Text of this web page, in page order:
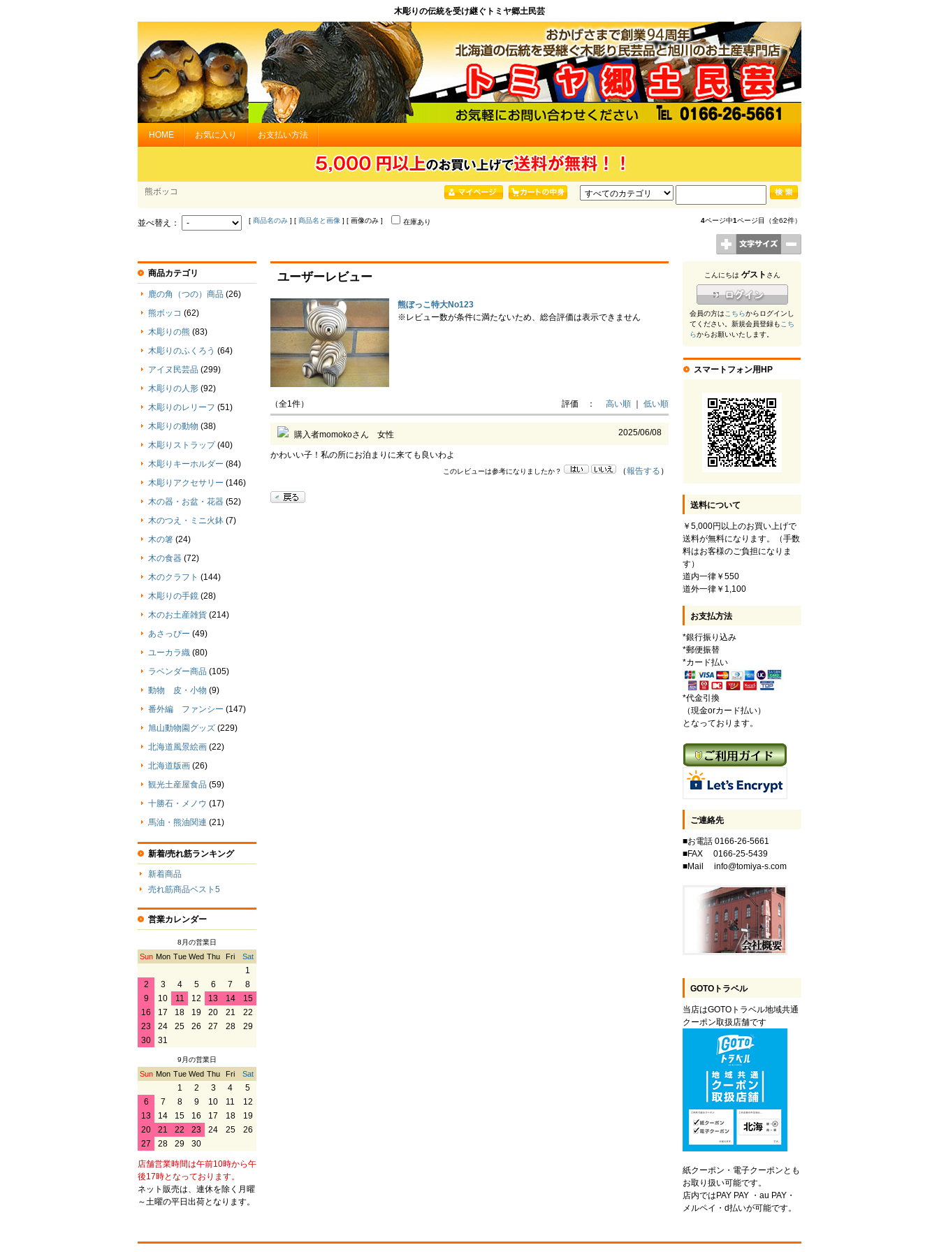
木彫りの伝統を受け継ぐトミヤ郷土民芸
HOME お気に入り お支払い方法
熊ボッコ
並べ替え： [ 商品名のみ ] [ 商品名と画像 ] [ 画像のみ ] 在庫あり 4ページ中1ページ目（全62件）
ユーザーレビュー
熊ぼっこ特大No123
※レビュー数が条件に満たないため、総合評価は表示できません
（全1件） 評価 ： 高い順 低い順
購入者momokoさん 女性 2025/06/08
かわいい子！私の所にお泊まりに来ても良いわよ
このレビューは参考になりましたか？ （報告する ）
商品カテゴリ
鹿の角（つの）商品 (26)
熊ボッコ (62)
木彫りの熊 (83)
木彫りのふくろう (64)
アイヌ民芸品 (299)
木彫りの人形 (92)
木彫りのレリーフ (51)
木彫りの動物 (38)
木彫りストラップ (40)
木彫りキーホルダー (84)
木彫りアクセサリー (146)
木の器・お盆・花器 (52)
木のつえ・ミニ火鉢 (7)
木の箸 (24)
木の食器 (72)
木のクラフト (144)
木彫りの手鏡 (28)
木のお土産雑貨 (214)
あさっぴー (49)
ユーカラ織 (80)
ラベンダー商品 (105)
動物 皮・小物 (9)
番外編 ファンシー (147)
旭山動物園グッズ (229)
北海道風景絵画 (22)
北海道版画 (26)
観光土産屋食品 (59)
十勝石・メノウ (17)
馬油・熊油関連 (21)
新着/売れ筋ランキング
新着商品
売れ筋商品ベスト5
営業カレンダー
8月の営業日
Sun Mon Tue Wed Thu Fri Sat
1
2
3 4 5 6 7
8
9
10 11 12 13 14
15
16
17 18 19 20 21
22
23
24 25 26 27 28
29
30
31
9月の営業日
Sun Mon Tue Wed Thu Fri Sat
1 2 3 4
5
6
7 8 9 10 11
12
13
14 15 16 17 18
19
20
21 22 23 24 25
26
27
28 29 30
店舗営業時間は午前10時から午
後17時となっております。
ネット販売は、連休を除く月曜
～土曜の平日出荷となります。
こんにちは ゲスト さん
会員の方はこちらからログインし
てください。新規会員登録もこち
らからお願いいたします。
スマートフォン用HP
送料について
￥5,000円以上のお買い上げで
送料が無料になります。（手数
料はお客様のご負担になりま
す）
道内一律￥550
道外一律￥1,100
お支払方法
*銀行振り込み
*郵便振替
*カード払い
*代金引換
（現金orカード払い）
となっております。
ご連絡先
■お電話 0166-26-5661
■FAX 0166-25-5439
■Mail info@tomiya-s.com
GOTOトラベル
当店はGOTOトラベル地域共通
クーポン取扱店舗です
紙クーポン・電子クーポンとも
お取り扱い可能です。
店内ではPAY PAY ・au PAY・
メルペイ・d払いが可能です。